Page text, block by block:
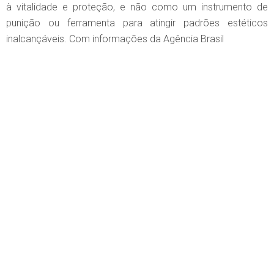
à vitalidade e proteção, e não como um instrumento de
punição ou ferramenta para atingir padrões estéticos
inalcançáveis. Com informações da Agência Brasil